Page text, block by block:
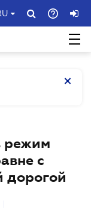
режим
с
дорогой